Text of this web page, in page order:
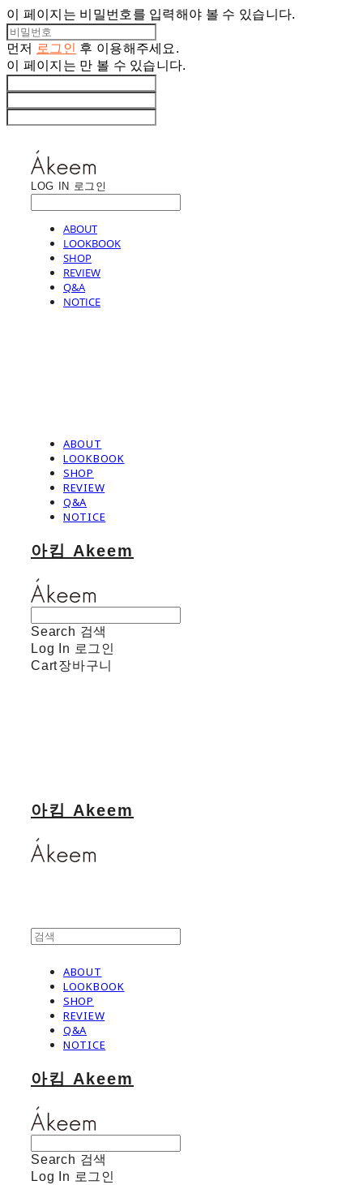
이 페이지는 비밀번호를 입력해야 볼 수 있습니다.
먼저 로그인 후 이용해주세요.
이 페이지는 만 볼 수 있습니다.
LOG IN 로그인
ABOUT
LOOKBOOK
SHOP
REVIEW
Q&A
NOTICE
ABOUT
LOOKBOOK
SHOP
REVIEW
Q&A
NOTICE
아킴 Akeem
Search 검색
Log In 로그인
Cart장바구니
아킴 Akeem
ABOUT
LOOKBOOK
SHOP
REVIEW
Q&A
NOTICE
아킴 Akeem
Search 검색
Log In 로그인